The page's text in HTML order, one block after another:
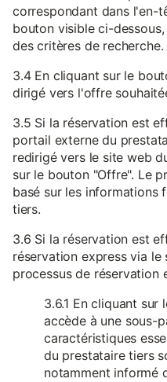
correspondant dans l'en-
bouton visible ci-
des critères de recherche.
3.4 En cliquant sur le
dirigé vers l'offre
3.5 Si la réservation est
portail externe du
redirigé vers le site web
sur le bouton "Offre". Le
basé sur les informations
tiers.
3.6 Si la réservation est
réservation express via
processus de réservation
3.6.1 En cliquant sur
accède à une sous-
caractéristiques
du prestataire tiers
notamment informé